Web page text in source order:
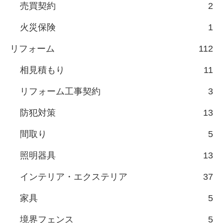
売買契約 2
火災保険 1
リフォーム 112
相見積もり 11
リフォーム工事契約 3
防犯対策 13
間取り 5
照明器具 13
インテリア・エクステリア 37
家具 5
境界フェンス 5